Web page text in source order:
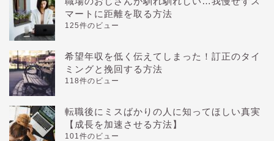
マートに距離を取る方法
125件のビュー
希望年収を低く伝えてしまった！訂正のタイ
ミングと挽回する方法
118件のビュー
転職後にミスばかりの人に知ってほしい真実
【成長を加速させる方法】
101件のビュー